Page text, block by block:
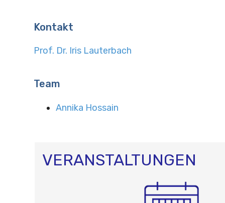
Kontakt
Prof. Dr. Iris Lauterbach
Team
Annika Hossain
VERANSTALTUNGEN